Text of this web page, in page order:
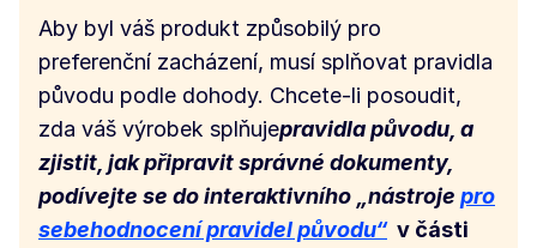
Aby byl váš produkt způsobilý pro
preferenční zacházení, musí splňovat pravidla
původu podle dohody. Chcete-li posoudit,
zda váš výrobek splňujepravidla původu, a
zjistit, jak připravit správné dokumenty,
podívejte se do interaktivního „nástroje pro
sebehodnocení pravidel původu“ v části